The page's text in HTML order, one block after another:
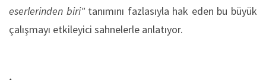
eserlerinden biri"tanımını fazlasıyla hak eden bu büyük
çalışmayı etkileyici sahnelerle anlatıyor.